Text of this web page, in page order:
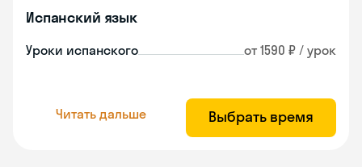
Испанский язык
Уроки испанского от 1590 ₽ / урок
Читать дальше Выбрать время